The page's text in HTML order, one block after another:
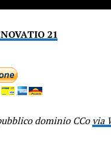
21
dominio CCovia